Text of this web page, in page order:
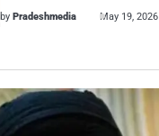
byPradeshmedia May 19, 2026